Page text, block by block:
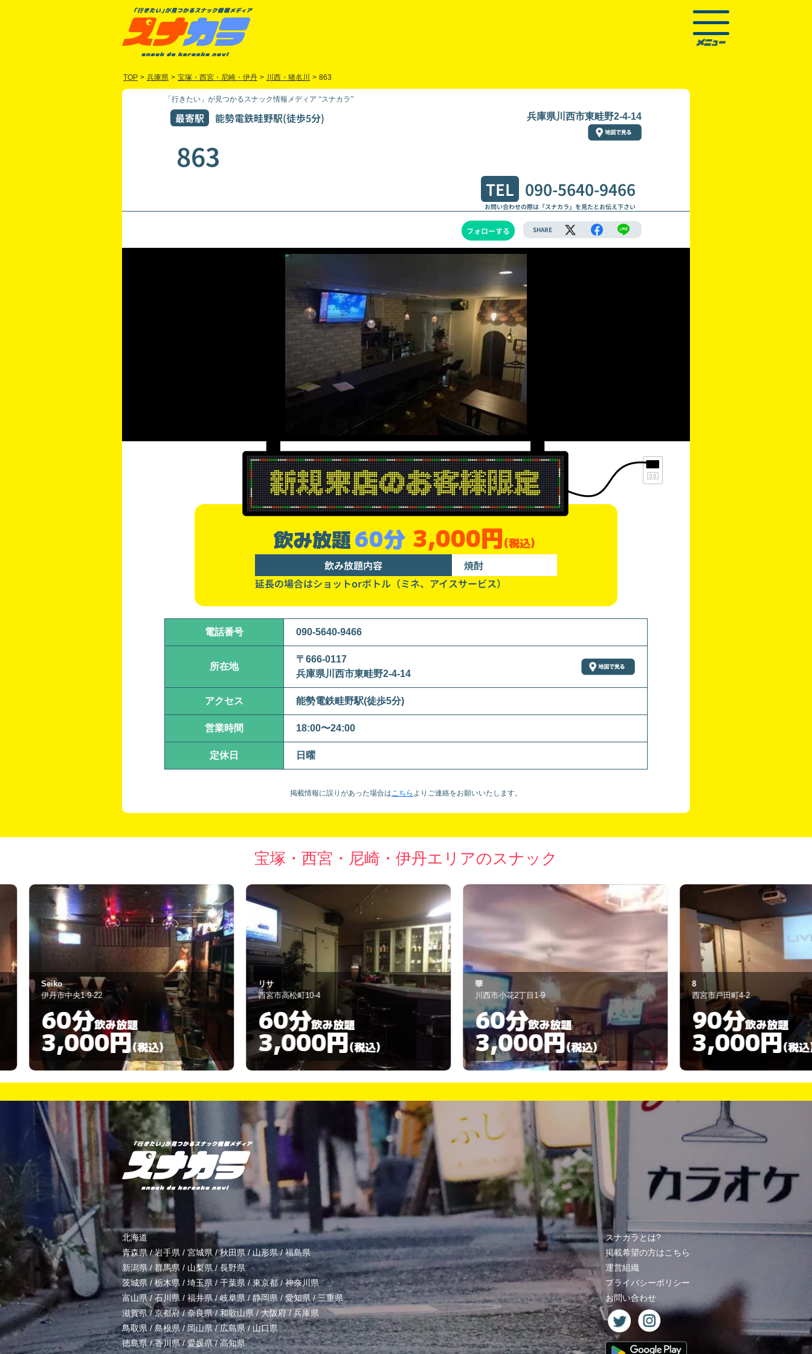
TOP > 兵庫県 > 宝塚・西宮・尼崎・伊丹 > 川西・猪名川 > 863
「行きたい」が見つかるスナック情報メディア “スナカラ”
最寄駅 能勢電鉄畦野駅(徒歩5分) 兵庫県川西市東畦野2-4-14
863
TEL 090-5640-9466
お問い合わせの際は「スナカラ」を見たとお伝え下さい
フォローする SHARE
飲み放題60分 3,000円(税込)
飲み放題内容
焼酎
延長の場合はショットorボトル（ミネ、アイスサービス）
電話番号 090-5640-9466
所在地
〒666-0117
兵庫県川西市東畦野2-4-14
アクセス 能勢電鉄畦野駅(徒歩5分)
営業時間 18:00〜24:00
定休日 日曜
掲載情報に誤りがあった場合はこちら より ご連絡をお願いいたします。
宝塚・西宮・尼崎・伊丹エリアのスナック
リサ
西宮市高松町10-4
60分 飲み放題
3,000円(税込)
華
川西市小花2丁目1-9
60分 飲み放題
3,000円
西宮市戸田町4-2
90分飲み放題
3,000円 (税込)
西宮市戸田町6丁
60分
北海道
青森県/岩手県 / 宮城県 /秋田県 /山形県/福島県
新潟県 / 群馬県 / 山梨県/長野県
茨城県 / 栃木県 / 埼玉県/ 千葉県 /東京都/神奈川県
富山県/ 石川県 / 福井県/岐阜県/静岡県/ 愛知県 / 三重県
滋賀県/京都府/奈良県/和歌山県 /大阪府/兵庫県
鳥取県/島根県/岡山県/広島県/山口県
徳島県/香川県/愛媛県/高知県
スナカラとは?
掲載希望の方はこちら
運営組織
プライバシーポリシー
お問い合わせ